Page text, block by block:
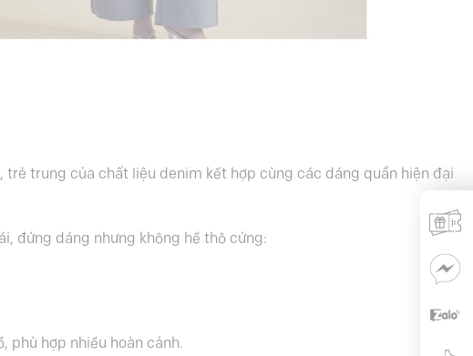
trẻ trung của chất liệu denim kết hợp cùng các dáng quần hiện đại
đứng dáng nhưng không hề thô cứng:
phù hợp nhiều hoàn cảnh.